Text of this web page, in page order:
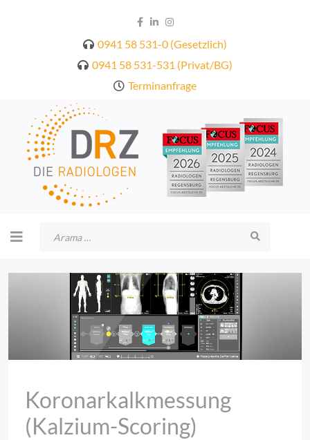
0941 58 531-0 (Gesetzlich)
0941 58 531-531 (Privat/BG)
Terminanfrage
Koronarkalkmessung
(Kalzium-Scoring)